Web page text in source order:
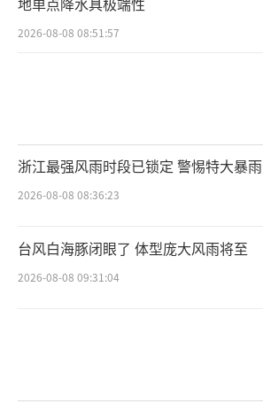
2026-08-08 08:51:57
浙江最强风雨时段已锁定 警惕特大暴雨
2026-08-08 08:36:23
台风白海豚闭眼了 体型庞大风雨将至
2026-08-08 09:31:04